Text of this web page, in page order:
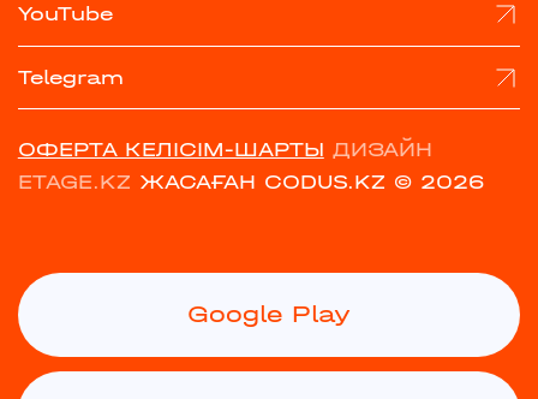
YouTube
Telegram
ОФЕРТА КЕЛІСІМ-ШАРТЫ ДИЗАЙН
ETAGE.KZ ЖАСАҒАН CODUS.KZ © 2026
Google Play